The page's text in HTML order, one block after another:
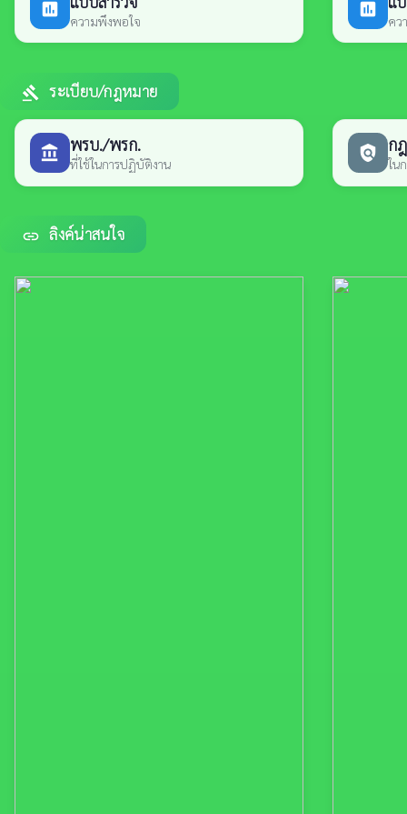
poll
ความพึงพอใจ
poll
คว
gavel ระเบียบ/กฎหมาย
account_balance พรบ./พรก.
ที่ใช้ในการปฏิบัติงาน
policy ก
ใน
link ลิงค์น่าสนใจ